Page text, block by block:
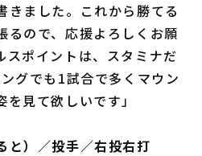
きました。これから勝てる
るので、応援よろしくお願
スポイントは、スタミナだ
グでも1試合で多くマウン
見て欲しいです」
と）／投手／右投右打